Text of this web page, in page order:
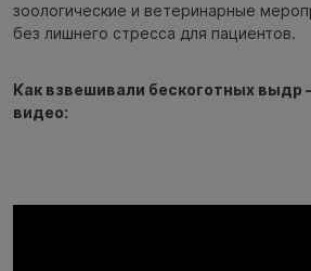
зоологические и ветеринарные
без лишнего стресса для пациентов.
Как взвешивали бескоготных выдр
видео: